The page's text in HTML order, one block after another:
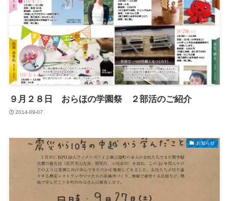
９月２８日 おらほの学園祭 ２部活のご紹介
2014-09-07
お知らせ